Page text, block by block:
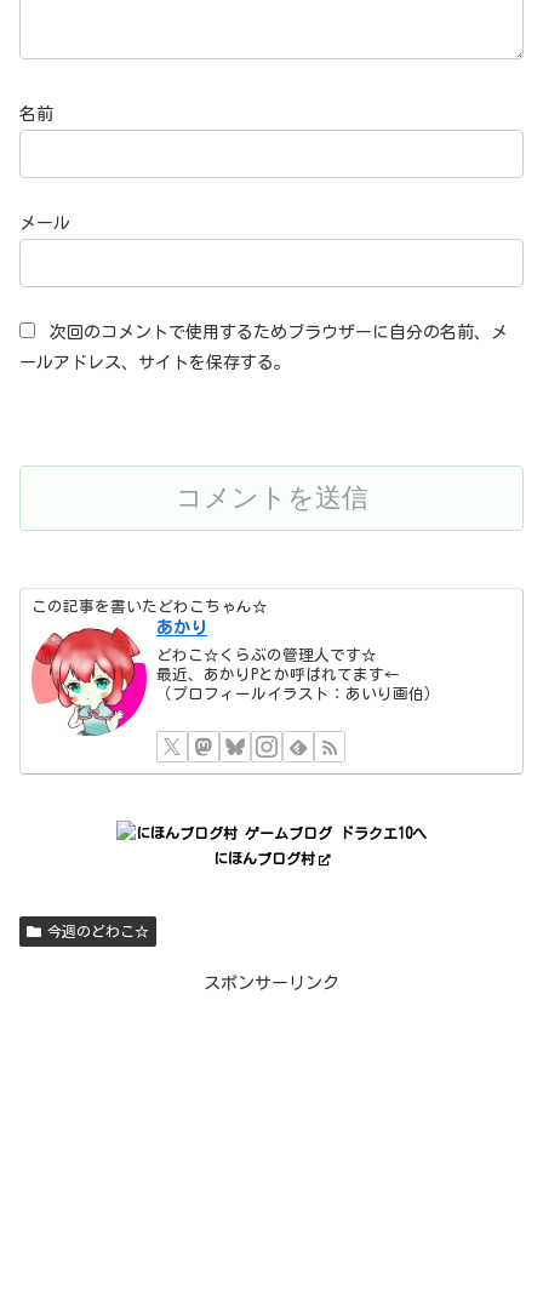
名前
メール
次回のコメントで使用するためブラウザーに自分の名前、メ
ールアドレス、サイトを保存する。
この記事を書いたどわこちゃん☆
あかり
どわこ☆くらぶの管理人です☆
最近、あかりPとか呼ばれてます←
（プロフィールイラスト：あいり画伯）
にほんブログ村
今週のどわこ☆
スポンサーリンク